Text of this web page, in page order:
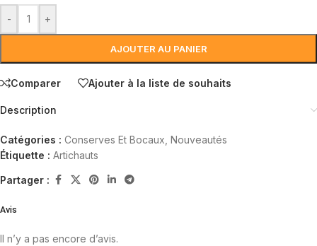
- +
AJOUTER AU PANIER
Comparer Ajouter à la liste de souhaits
Description
Catégories : Conserves Et Bocaux Nouveautés
Étiquette : Artichauts
Partager :
Avis
Il n’y a pas encore d’avis.